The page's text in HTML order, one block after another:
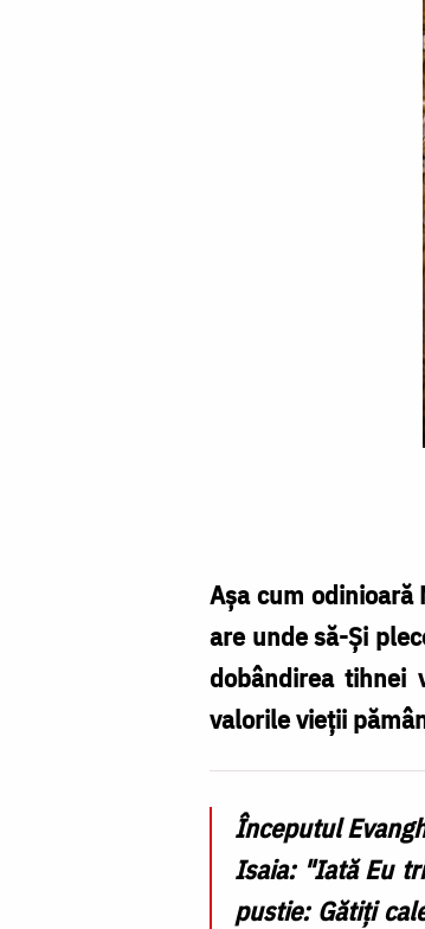
Așa cum
are unde să-Şi
dobândirea
valorile vieții
Începutul
Isaia: "Iată Eu
pustie: Gătiţi